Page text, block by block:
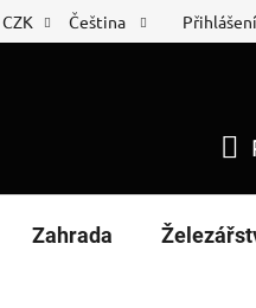
list Nákup na splátky
CZK Čeština Přihlášení
Zahrada